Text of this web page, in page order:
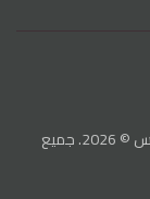
أبرشيّة طرابلس والكورة وتوابعهما للروم الأرثوذكس © 2026. جميع